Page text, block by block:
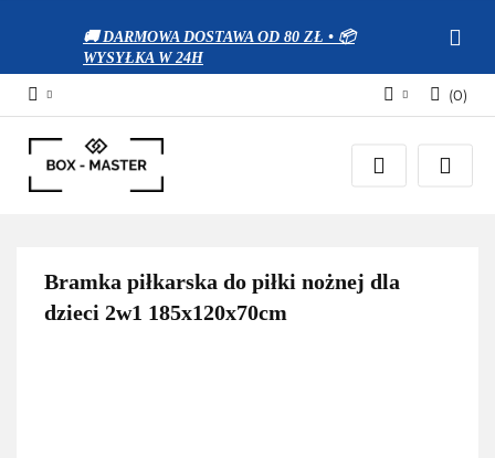
🚚 DARMOWA DOSTAWA OD 80 ZŁ • 📦
WYSYŁKA W 24H
Zaloguj się
Zarejestruj się
(0)
Bramka piłkarska do piłki nożnej dla
dzieci 2w1 185x120x70cm